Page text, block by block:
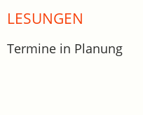
LESUNGEN
Termine in Planung